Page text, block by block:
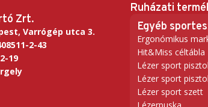
Zrt.
Varrógép utca 3.
2-43
19
Ruházati
Egyéb
Ergonómikus
Hit&Miss céltábla
Lézer sport
Lézer sport
Lézer sport szett